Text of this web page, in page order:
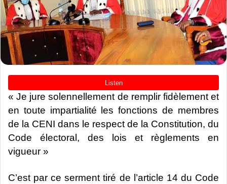
« Je jure solennellement de remplir fidèlement et
en toute impartialité les fonctions de membres
de la CENI dans le respect de la Constitution, du
Code électoral, des lois et règlements en
vigueur »
C’est par ce serment tiré de l’article 14 du Code